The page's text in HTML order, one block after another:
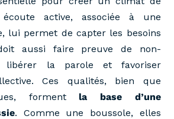
écoute active, associée à une
lui permet de capter les besoins
aussi faire preuve de non-
libérer la parole et favoriser
Ces qualités, bien que
forment la base d’une
. Comme une boussole, elles